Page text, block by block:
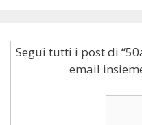
Segui tutti i post di
email